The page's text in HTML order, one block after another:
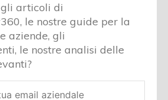
articoli di
le nostre guide per la
aziende, gli
le nostre analisi delle